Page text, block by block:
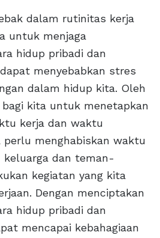
dalam rutinitas kerja
untuk menjaga
hidup pribadi dan
menyebabkan stres
dalam hidup kita. Oleh
kita untuk menetapkan
kerja dan waktu
perlu menghabiskan waktu
keluarga dan teman-
kegiatan yang kita
Dengan menciptakan
hidup pribadi dan
mencapai kebahagiaan